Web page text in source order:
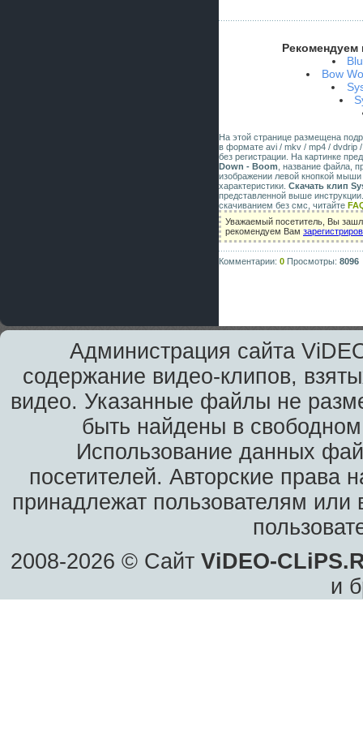
Рекомендуем
Bow
На этой странице размещена
в формате avi / mkv / mp4 / dvdrip
без регистрации. На картинке
Down - Boom , название файла,
изображении левой кнопкой
характеристики. Скачать клип
представленной выше
скачиванием без смс, читайте
Уважаемый посетитель, Вы
рекомендуем Вам
Комментарии: 0 Просмотры: 8096
Администрация сайта
содержание видео-клипов,
видео. Указанные файлы не
быть найдены в
Использование данных
посетителей. Авторские права
принадлежат пользователям или
2008-2026 © Сайт ViDEO-
и